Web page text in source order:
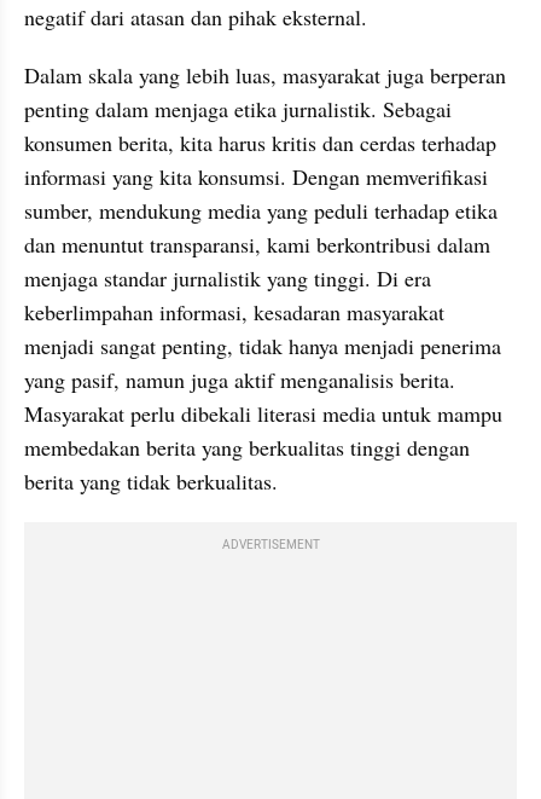
negatif dari atasan dan pihak eksternal.
Dalam skala yang lebih luas, masyarakat juga berperan
penting dalam menjaga etika jurnalistik. Sebagai
konsumen berita, kita harus kritis dan cerdas terhadap
informasi yang kita konsumsi. Dengan memverifikasi
sumber, mendukung media yang peduli terhadap etika
dan menuntut transparansi, kami berkontribusi dalam
menjaga standar jurnalistik yang tinggi. Di era
keberlimpahan informasi, kesadaran masyarakat
menjadi sangat penting, tidak hanya menjadi penerima
yang pasif, namun juga aktif menganalisis berita.
Masyarakat perlu dibekali literasi media untuk mampu
membedakan berita yang berkualitas tinggi dengan
berita yang tidak berkualitas.
ADVERTISEMENT